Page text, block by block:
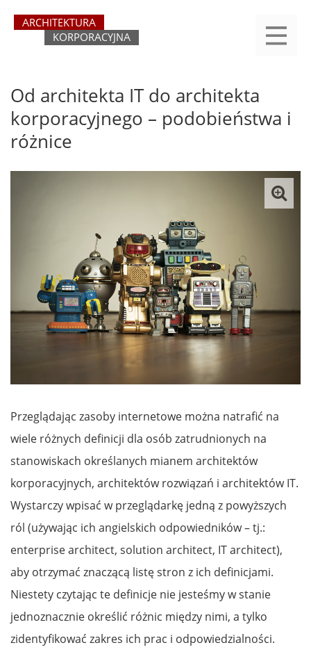
yasne
main
Od architekta IT do architekta
korporacyjnego – podobieństwa i
różnice
Przeglądając zasoby internetowe można natrafić na
wiele różnych definicji dla osób zatrudnionych na
stanowiskach określanych mianem architektów
korporacyjnych, architektów rozwiązań i architektów IT.
Wystarczy wpisać w przeglądarkę jedną z powyższych
ról (używając ich angielskich odpowiedników – tj.:
enterprise architect, solution architect, IT architect),
aby otrzymać znaczącą listę stron z ich definicjami.
Niestety czytając te definicje nie jesteśmy w stanie
jednoznacznie określić różnic między nimi, a tylko
zidentyfikować zakres ich prac i odpowiedzialności.